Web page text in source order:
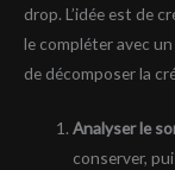
drop. L’idée est de
le compléter avec
de décomposer la
Analyser le
conserver,